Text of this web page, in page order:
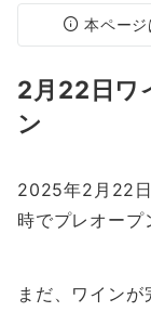
本ページ
2月22日ワ
ン
2025年2月22
時でプレオープ
まだ、ワイン